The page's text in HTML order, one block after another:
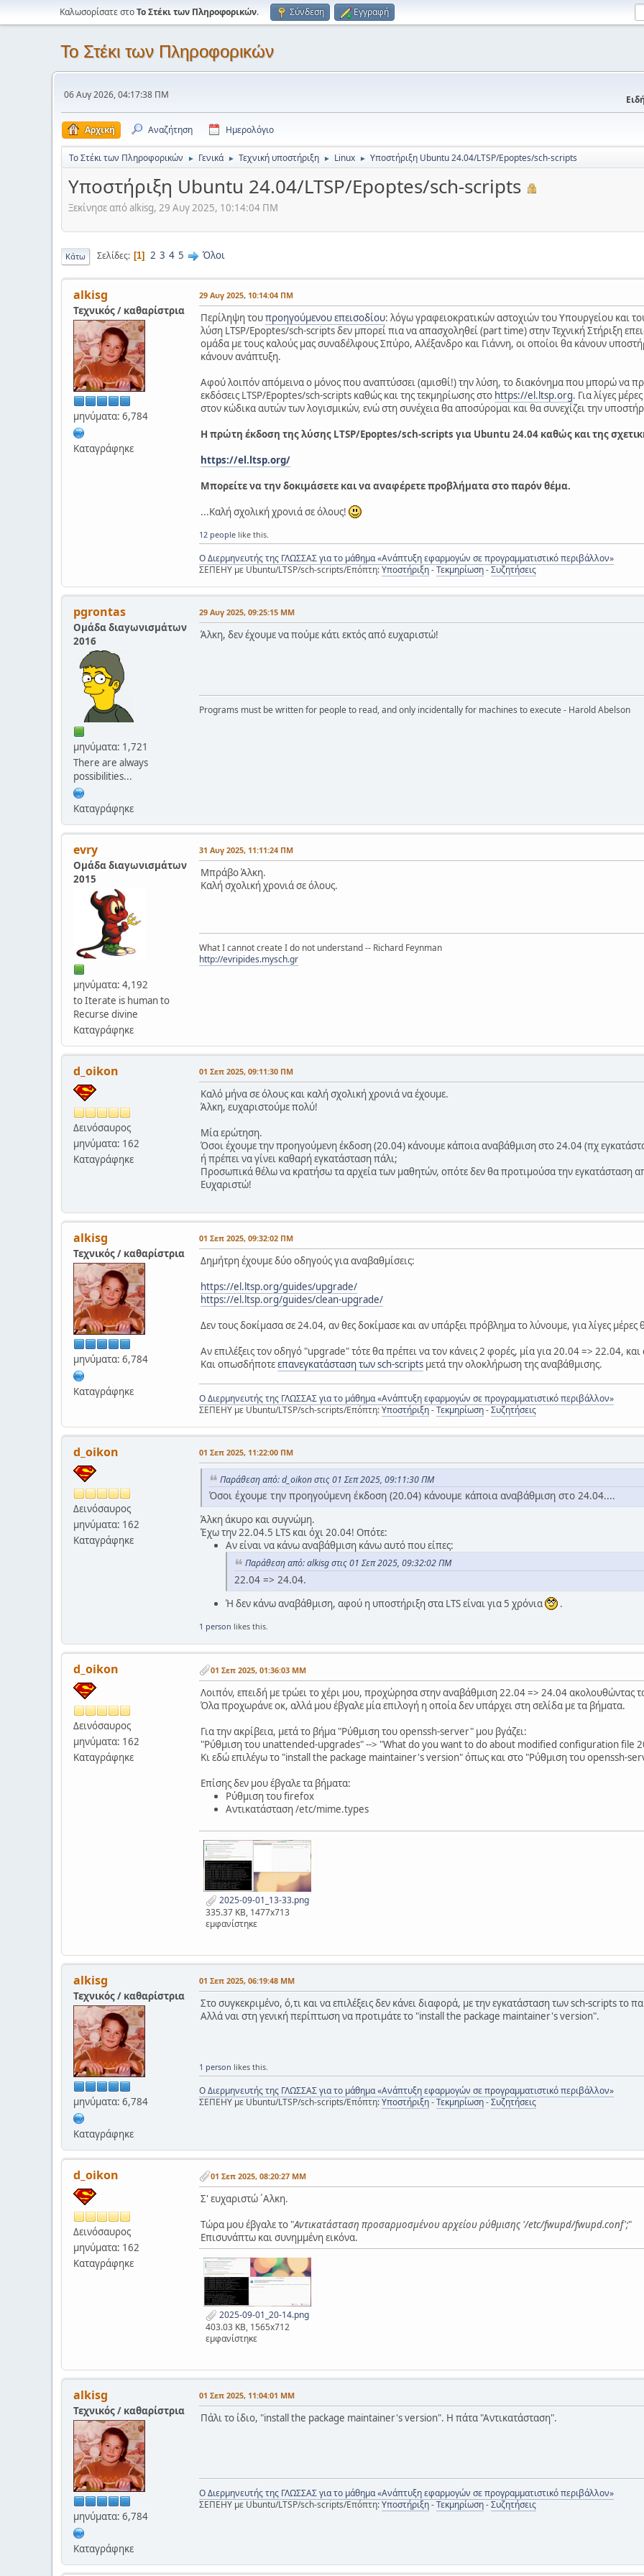
Καλωσορίσατε στοΤο Στέκι των Πληροφορικών. Σύνδεση Εγγραφή
Το Στέκι των Πληροφορικών
06 Αυγ 2026, 04:17:38 ΠΜ
Αρχική Αναζήτηση Ημερολόγιο
Το Στέκι των Πληροφορικών ► Γενικά ► Τεχνική υποστήριξη ► Linux ► Υποστήριξη Ubuntu 24.04/LTSP/Epoptes/sch-scripts
Υποστήριξη Ubuntu 24.04/LTSP/Epoptes/sch-scripts
Ξεκίνησε από alkisg, 29 Αυγ 2025, 10:14:04 ΠΜ
Κάτω Σελίδες 1 2 3 4 5 Όλοι
alkisg
Τεχνικός / καθαρίστρια
μηνύματα: 6,784
Καταγράφηκε
29 Αυγ 2025, 10:14:04 ΠΜ
Περίληψη τουπροηγούμενου επεισοδίου: λόγω γραφειοκρατικών αστοχιών του Υπουργείου και
λύση LTSP/Epoptes/sch-scripts δεν μπορεί πια να απασχοληθεί (part time) στην Τεχνική Στήριξη
ομάδα με τους καλούς μας συναδέλφους Σπύρο, Αλέξανδρο και Γιάννη, οι οποίοι θα κάνουν
κάνουν ανάπτυξη.
Αφού λοιπόν απόμεινα ο μόνος που αναπτύσσει (αμισθί!) την λύση, το διακόνημα που μπορώ να
εκδόσεις LTSP/Epoptes/sch-scripts καθώς και της τεκμηρίωσης στο https://el.ltsp.org. Για λίγες
στον κώδικα αυτών των λογισμικών, ενώ στη συνέχεια θα αποσύρομαι και θα συνεχίζει την
Η πρώτη έκδοση της λύσης LTSP/Epoptes/sch-scripts για Ubuntu 24.04 καθώς και της
https://el.ltsp.org/
Μπορείτε να την δοκιμάσετε και να αναφέρετε προβλήματα στο παρόν θέμα.
...Καλή σχολική χρονιά σε όλους!
12 people like this.
Ο Διερμηνευτής της ΓΛΩΣΣΑΣ για το μάθημα «Ανάπτυξη εφαρμογών σε προγραμματιστικό περιβάλλον»
ΣΕΠΕΗΥ με Ubuntu/LTSP/sch-scripts/Επόπτη:Υποστήριξη-Τεκμηρίωση-Συζητήσεις
pgrontas
Ομάδα διαγωνισμάτων
2016
μηνύματα: 1,721
There are always
possibilities...
Καταγράφηκε
29 Αυγ 2025, 09:25:15 ΜΜ
Άλκη, δεν έχουμε να πούμε κάτι εκτός από ευχαριστώ!
Programs must be written for people to read, and only incidentally for machines to execute - Harold Abelson
evry
Ομάδα διαγωνισμάτων
2015
μηνύματα: 4,192
to Iterate is human to
Recurse divine
Καταγράφηκε
31 Αυγ 2025, 11:11:24 ΠΜ
Μπράβο Άλκη.
Καλή σχολική χρονιά σε όλους.
What I cannot create I do not understand -- Richard Feynman
http://evripides.mysch.gr
d_oikon
Δεινόσαυρος
μηνύματα: 162
Καταγράφηκε
01 Σεπ 2025, 09:11:30 ΠΜ
Καλό μήνα σε όλους και καλή σχολική χρονιά να έχουμε.
Άλκη, ευχαριστούμε πολύ!
Μία ερώτηση.
Όσοι έχουμε την προηγούμενη έκδοση (20.04) κάνουμε κάποια αναβάθμιση στο 24.04 (πχ
ή πρέπει να γίνει καθαρή εγκατάσταση πάλι;
Προσωπικά θέλω να κρατήσω τα αρχεία των μαθητών, οπότε δεν θα προτιμούσα την εγκατάσταση
Ευχαριστώ!
alkisg
Τεχνικός / καθαρίστρια
μηνύματα: 6,784
Καταγράφηκε
01 Σεπ 2025, 09:32:02 ΠΜ
Δημήτρη έχουμε δύο οδηγούς για αναβαθμίσεις:
https://el.ltsp.org/guides/upgrade/
https://el.ltsp.org/guides/clean-upgrade/
Δεν τους δοκίμασα σε 24.04, αν θες δοκίμασε και αν υπάρξει πρόβλημα το λύνουμε, για λίγες
Αν επιλέξεις τον οδηγό "upgrade" τότε θα πρέπει να τον κάνεις 2 φορές, μία για 20.04 => 22.04,
Και οπωσδήποτεεπανεγκατάσταση των sch-scripts μετά την ολοκλήρωση της αναβάθμισης.
Ο Διερμηνευτής της ΓΛΩΣΣΑΣ για το μάθημα «Ανάπτυξη εφαρμογών σε προγραμματιστικό περιβάλλον»
ΣΕΠΕΗΥ με Ubuntu/LTSP/sch-scripts/Επόπτη:Υποστήριξη-Τεκμηρίωση-Συζητήσεις
d_oikon
Δεινόσαυρος
μηνύματα: 162
Καταγράφηκε
01 Σεπ 2025, 11:22:00 ΠΜ
Παράθεση από: d_oikon στις 01 Σεπ 2025, 09:11:30 ΠΜ
Όσοι έχουμε την προηγούμενη έκδοση (20.04) κάνουμε κάποια αναβάθμιση στο 24.04....
Άλκη άκυρο και συγνώμη.
Έχω την 22.04.5 LTS και όχι 20.04! Οπότε:
Αν είναι να κάνω αναβάθμιση κάνω αυτό που είπες:
Παράθεση από: alkisg στις 01 Σεπ 2025, 09:32:02 ΠΜ
22.04 => 24.04.
Ή δεν κάνω αναβάθμιση, αφού η υποστήριξη στα LTS είναι για 5 χρόνια .
1 person likes this.
d_oikon
Δεινόσαυρος
μηνύματα: 162
Καταγράφηκε
01 Σεπ 2025, 01:36:03 ΜΜ
Λοιπόν, επειδή με τρώει το χέρι μου, προχώρησα στην αναβάθμιση 22.04 => 24.04 ακολουθώντας
Όλα προχωράνε οκ, αλλά μου έβγαλε μία επιλογή η οποία δεν υπάρχει στη σελίδα με τα βήματα.
Για την ακρίβεια, μετά το βήμα "Ρύθμιση του openssh-server" μου βγάζει:
"Ρύθμιση του unattended-upgrades" --> "What do you want to do about modified configuration file
Κι εδώ επιλέγω το "install the package maintainer's version" όπως και στο "Ρύθμιση του openssh-
Επίσης δεν μου έβγαλε τα βήματα:
Ρύθμιση του firefox
Αντικατάσταση /etc/mime.types
2025-09-01_13-33.png
335.37 KB, 1477x713
εμφανίστηκε
alkisg
Τεχνικός / καθαρίστρια
μηνύματα: 6,784
Καταγράφηκε
01 Σεπ 2025, 06:19:48 ΜΜ
Στο συγκεκριμένο, ό,τι και να επιλέξεις δεν κάνει διαφορά, με την εγκατάσταση των sch-scripts
Αλλά ναι στη γενική περίπτωση να προτιμάτε το "install the package maintainer's version".
1 person likes this.
Ο Διερμηνευτής της ΓΛΩΣΣΑΣ για το μάθημα «Ανάπτυξη εφαρμογών σε προγραμματιστικό περιβάλλον»
ΣΕΠΕΗΥ με Ubuntu/LTSP/sch-scripts/Επόπτη:Υποστήριξη-Τεκμηρίωση-Συζητήσεις
d_oikon
Δεινόσαυρος
μηνύματα: 162
Καταγράφηκε
01 Σεπ 2025, 08:20:27 ΜΜ
Σ' ευχαριστώ ´Aλκη.
Tώρα μου έβγαλε το "Aντικατάσταση προσαρμοσμένου αρχείου ρύθμισης '/etc/fwupd/fwupd.conf';"
Eπισυνάπτω και συνημμένη εικόνα.
2025-09-01_20-14.png
403.03 KB, 1565x712
εμφανίστηκε
alkisg
Τεχνικός / καθαρίστρια
μηνύματα: 6,784
Καταγράφηκε
01 Σεπ 2025, 11:04:01 ΜΜ
Πάλι το ίδιο, "install the package maintainer's version". Η πάτα "Αντικατάσταση".
Ο Διερμηνευτής της ΓΛΩΣΣΑΣ για το μάθημα «Ανάπτυξη εφαρμογών σε προγραμματιστικό περιβάλλον»
ΣΕΠΕΗΥ με Ubuntu/LTSP/sch-scripts/Επόπτη:Υποστήριξη-Τεκμηρίωση-Συζητήσεις